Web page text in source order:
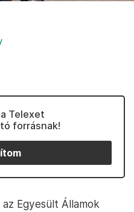
Telexet
forrásnak!
Egyesült Államok